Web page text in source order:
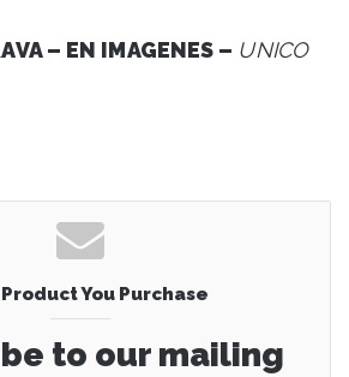
– EN IMAGENES – UNICO
You Purchase
to our mailing